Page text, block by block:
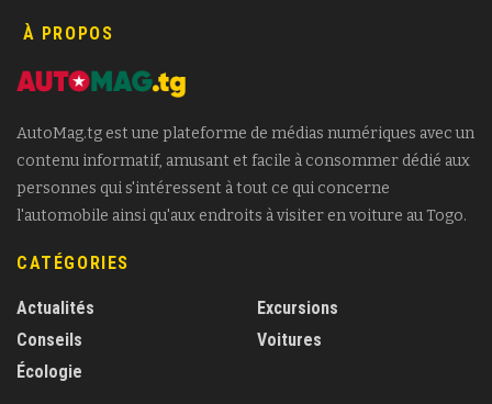
À PROPOS
AutoMag.tg est une plateforme de médias numériques avec un
contenu informatif, amusant et facile à consommer dédié aux
personnes qui s'intéressent à tout ce qui concerne
l'automobile ainsi qu'aux endroits à visiter en voiture au Togo.
CATÉGORIES
Actualités
Conseils
Écologie
Excursions
Voitures